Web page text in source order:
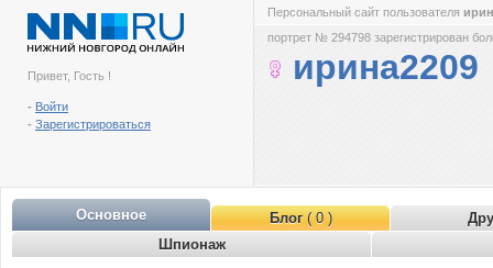
Привет, Гость !
- Войти
- Зарегистрироваться
Персональный сайт пользователя
портрет № 294798 зарегистрирован
ирина2209
Основное Блог( 0 )
Шпионаж